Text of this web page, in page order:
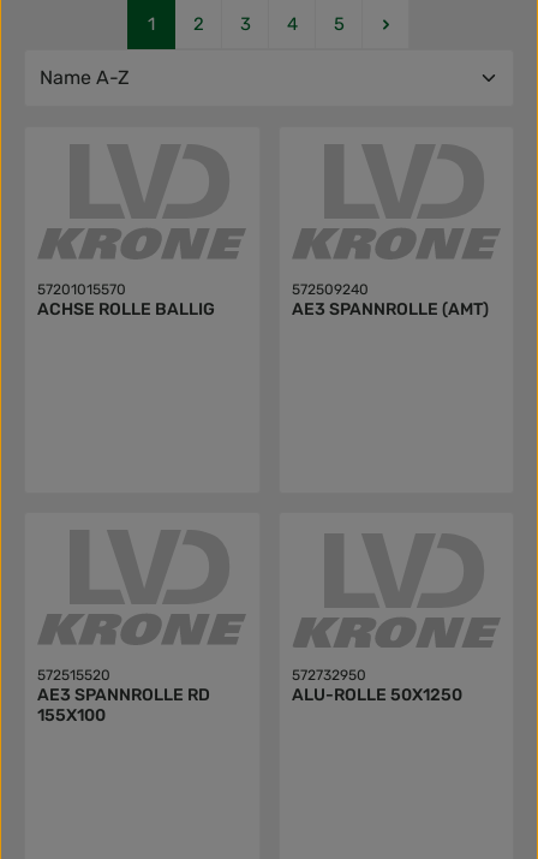
Seite
1 Seite
2 Seite
3 Seite
4 Seite
5
57201015570
ACHSE ROLLE BALLIG
572509240
AE3 SPANNROLLE (AMT)
572515520
AE3 SPANNROLLE RD
155X100
572732950
ALU-ROLLE 50X1250